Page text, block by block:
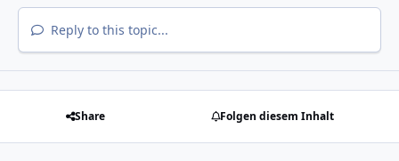
Reply to this topic...
Share Folgen diesem Inhalt